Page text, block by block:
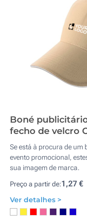
Boné
fecho de velcro
Se está à procura de um
evento promocional,
sua imagem de marca.
Preço a partir de:1,27 €
Ver detalhes >